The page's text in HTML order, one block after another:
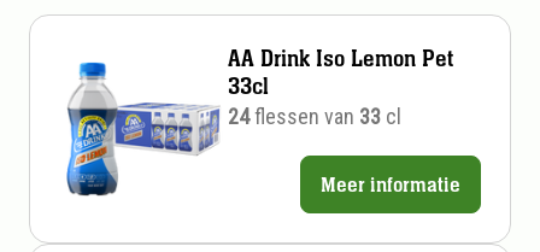
AA Drink Iso Lemon Pet
33cl
24flessen van 33 cl
Meer informatie